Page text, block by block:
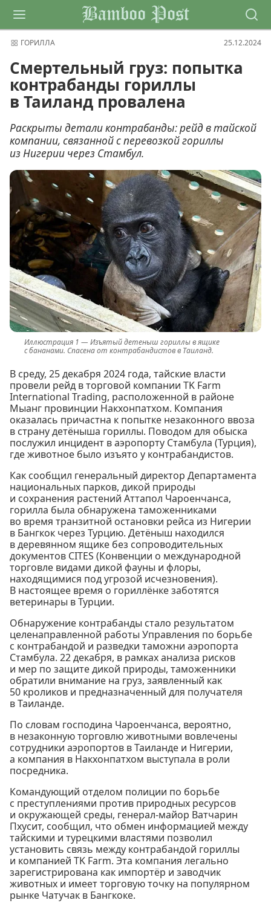
Bamboo Post
ГОРИЛЛА 25.12.2024
Смертельный груз: попытка
контрабанды гориллы
в Таиланд провалена
Раскрыты детали контрабанды: рейд в тайской
компании, связанной с перевозкой гориллы
из Нигерии через Стамбул.
Изъятый детеныш гориллы в ящике
с бананами. Спасена от контрабандистов в Таиланд.
В среду, 25 декабря 2024 года, тайские власти
провели рейд в торговой компании TK Farm
International Trading, расположенной в районе
Мыанг провинции Накхонпатхом. Компания
оказалась причастна к попытке незаконного ввоза
в страну детёныша гориллы. Поводом для обыска
послужил инцидент в аэропорту Стамбула (Турция),
где животное было изъято у контрабандистов.
Как сообщил генеральный директор Департамента
национальных парков, дикой природы
и сохранения растений Аттапол Чароенчанса,
горилла была обнаружена таможенниками
во время транзитной остановки рейса из Нигерии
в Бангкок через Турцию. Детёныш находился
в деревянном ящике без сопроводительных
документов CITES (Конвенции о международной
торговле видами дикой фауны и флоры,
находящимися под угрозой исчезновения).
В настоящее время о гориллёнке заботятся
ветеринары в Турции.
Обнаружение контрабанды стало результатом
целенаправленной работы Управления по борьбе
с контрабандой и разведки таможни аэропорта
Стамбула. 22 декабря, в рамках анализа рисков
и мер по защите дикой природы, таможенники
обратили внимание на груз, заявленный как
50 кроликов и предназначенный для получателя
в Таиланде.
По словам господина Чароенчанса, вероятно,
в незаконную торговлю животными вовлечены
сотрудники аэропортов в Таиланде и Нигерии,
а компания в Накхонпатхом выступала в роли
посредника.
Командующий отделом полиции по борьбе
с преступлениями против природных ресурсов
и окружающей среды, генерал-майор Ватчарин
Пхусит, сообщил, что обмен информацией между
тайскими и турецкими властями позволил
установить связь между контрабандой гориллы
и компанией TK Farm. Эта компания легально
зарегистрирована как импортёр и заводчик
животных и имеет торговую точку на популярном
рынке Чатучак в Бангкоке.